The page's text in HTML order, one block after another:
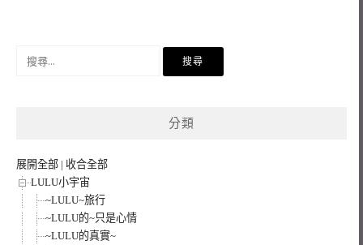
分類
展開全部 | 收合全部
LULU小宇宙
~LULU~旅行
~LULU的~只是心情
~LULU的真實~